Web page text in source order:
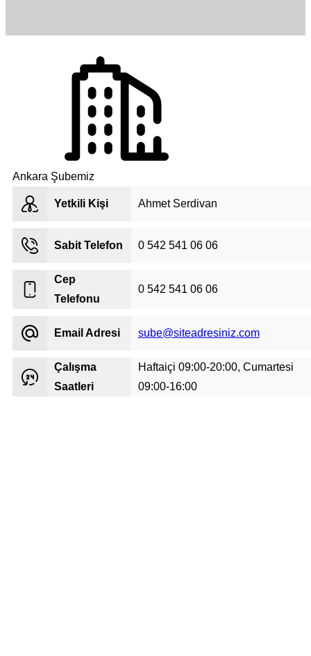
Ankara Şubemiz
Yetkili Kişi Ahmet Serdivan
Sabit Telefon 0 542 541 06 06
Cep
Telefonu
0 542 541 06 06
Email Adresi sube@siteadresiniz.com
Çalışma
Saatleri
Haftaiçi 09:00-20:00, Cumartesi
09:00-16:00